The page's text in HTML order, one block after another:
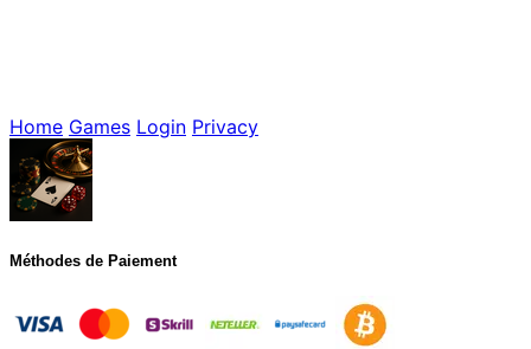
Home Games Login Privacy
Méthodes de Paiement